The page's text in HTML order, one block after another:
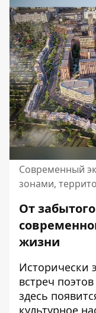
Современный
зонами,
От
жизни
Исторически
встреч
здесь
культурное